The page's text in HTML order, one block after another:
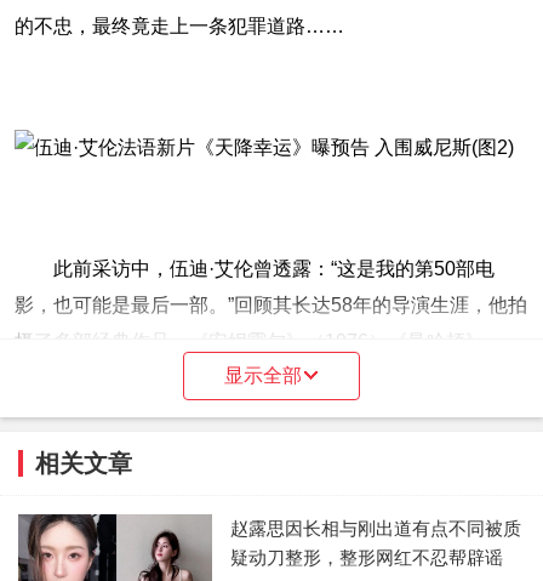
的不忠，最终竟走上一条犯罪道路……
此前采访中，伍迪·艾伦曾透露：“这是我的第50部电
影，也可能是最后一部。”回顾其长达58年的导演生涯，他拍
摄了多部经典作品，《安妮霍尔》（1976）《曼哈顿》
（1979）《午夜巴黎》（2011）等等，均为影迷所熟知。
除并停止抓取传播，谢谢
显示全部
相关文章
赵露思因长相与刚出道有点不同被质
疑动刀整形，整形网红不忍帮辟谣